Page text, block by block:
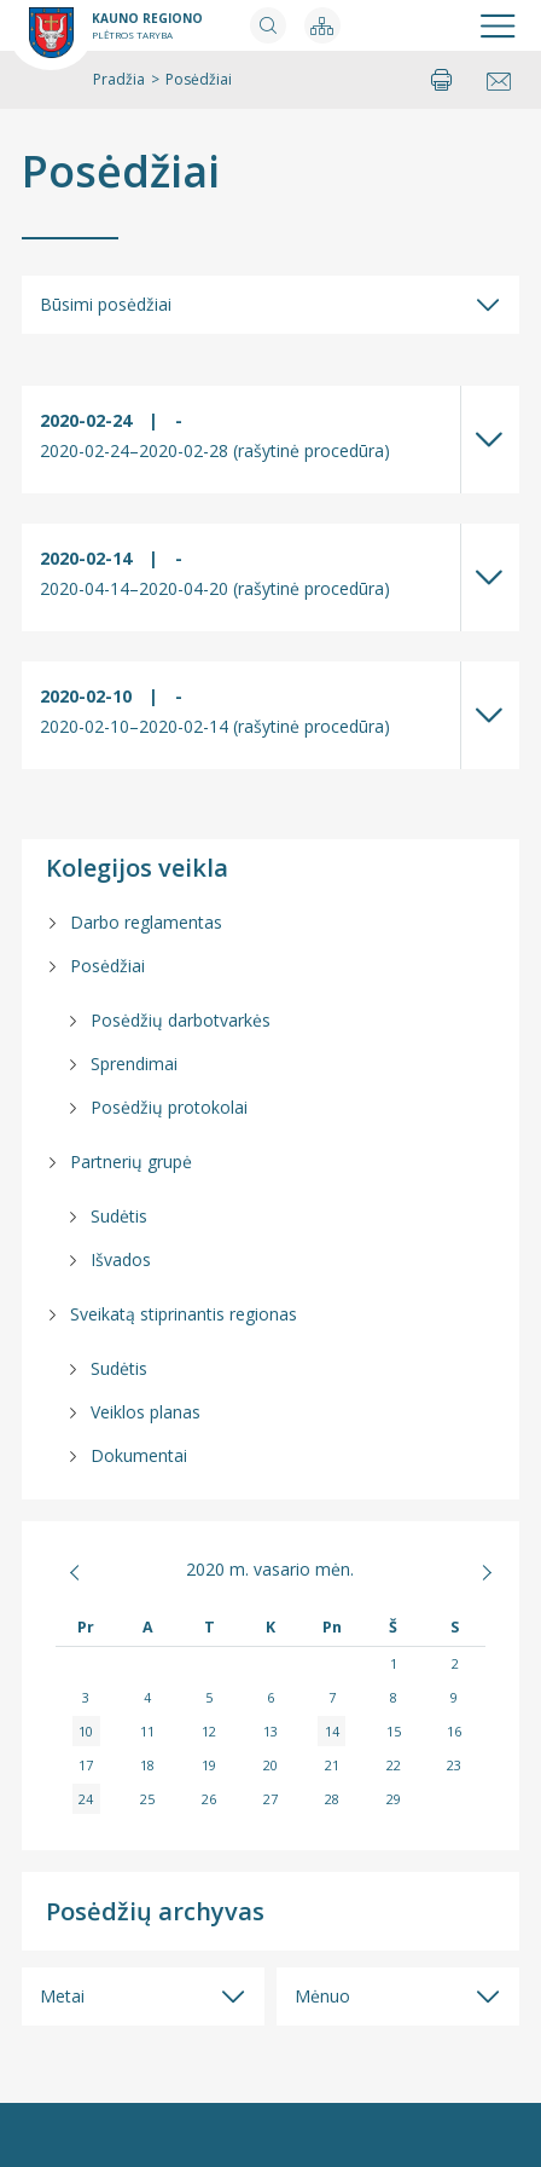
KAUNO REGIONO
PLĖTROS TARYBA
Pradžia > Posėdžiai SpausdintiPasidalinti
Posėdžiai
Kolegijos veikla
Darbo reglamentas
Posėdžiai
Posėdžių darbotvarkės
Sprendimai
Posėdžių protokolai
Partnerių grupė
Sudėtis
Išvados
Sveikatą stiprinantis regionas
Sudėtis
Veiklos planas
Dokumentai
2020 m. vasario mėn.
Pr A T K Pn Š S
1
2
3
4 5 6 7 8
9
10
11 12 13 14 15
16
17
18 19 20 21 22
23
24
25 26 27 28 29
Posėdžių archyvas
Metai Mėnuo
Būsimi posėdžiai
2020-02-24
|
-
2020-02-24–2020-02-28 (rašytinė procedūra)
2020-02-14 |
-
2020-04-14–2020-04-20 (rašytinė procedūra)
2020-02-10 |
-
2020-02-10–2020-02-14 (rašytinė procedūra)